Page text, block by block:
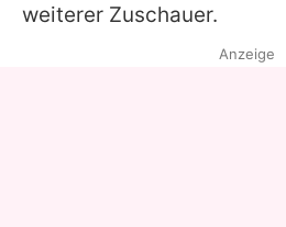
weiterer Zuschauer.
Anzeige